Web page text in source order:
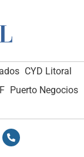
CYD Litoral
Puerto Negocios